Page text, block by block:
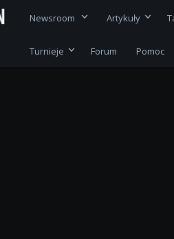
Newsroom Artykuły
Turnieje Forum Pomoc